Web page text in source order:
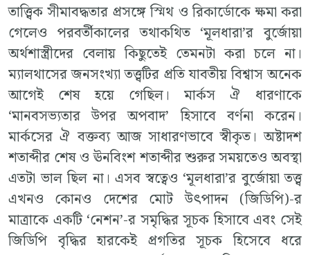
তাত্ত্বিক সীমাবদ্ধতার প্রসঙ্গে স্মিথ ও রিকার্ডোকে ক্ষমা করা
গেলেও পরবর্তীকালের তথাকথিত ‘মূলধারা’র বুর্জোয়া
অর্থশাস্ত্রীদের বেলায় কিছুতেই তেমনটা করা চলে না।
ম্যালথাসের জনসংখ্যা তত্ত্বটির প্রতি যাবতীয় বিশ্বাস অনেক
আগেই শেষ হয়ে গেছিল। মার্কস ঐ ধারণাকে
‘মানবসভ্যতার উপর অপবাদ’ হিসাবে বর্ণনা করেন।
মার্কসের ঐ বক্তব্য আজ সাধারণভাবে স্বীকৃত। অষ্টাদশ
শতাব্দীর শেষ ও ঊনবিংশ শতাব্দীর শুরুর সময়তেও অবস্থা
এতটা ভাল ছিল না। এসব স্বত্বেও ‘মূলধারা’র বুর্জোয়া তত্ত্ব
এখনও কোনও দেশের মোট উৎপাদন (জিডিপি)-র
মাত্রাকে একটি ‘নেশন’-র সমৃদ্ধির সূচক হিসাবে এবং সেই
জিডিপি বৃদ্ধির হারকেই প্রগতির সূচক হিসেবে ধরে